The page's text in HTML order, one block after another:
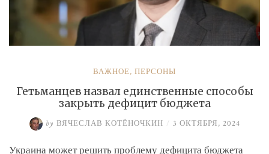
ВАЖНОЕ, ПЕРСОНЫ
Гетьманцев назвал единственные способы
закрыть дефицит бюджета
by ВЯЧЕСЛАВ КОТЁНОЧКИН / 3 ОКТЯБРЯ, 2024
Украина может решить проблему дефицита бюджета